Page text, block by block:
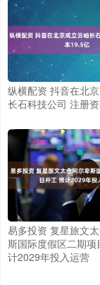
纵横配资 抖音在北
长石科技公司 注册
易多投资 复星旅文
斯国际度假区二期项
计2029年投入运营